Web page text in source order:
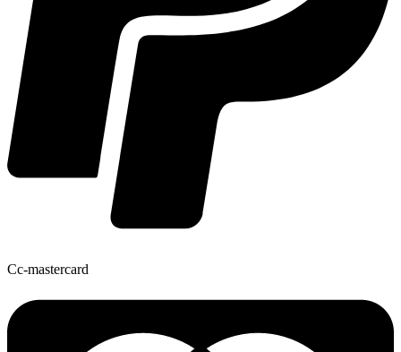
Cc-mastercard